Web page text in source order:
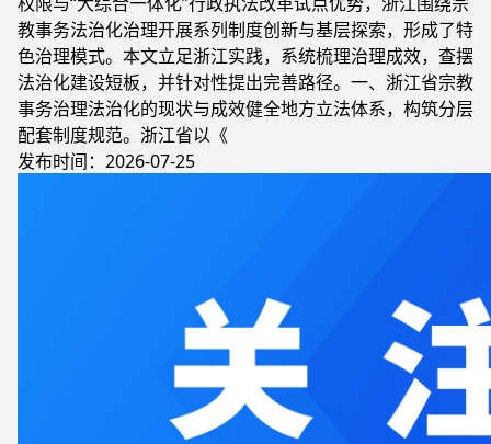
教事务法治化治理开展系列制度创新与基层探索，形成了特
色治理模式。本文立足浙江实践，系统梳理治理成效，查摆
法治化建设短板，并针对性提出完善路径。一、浙江省宗教
事务治理法治化的现状与成效健全地方立法体系，构筑分层
配套制度规范。浙江省以《
发布时间：2026-07-25